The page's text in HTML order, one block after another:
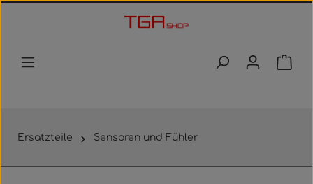
Zum Hauptinhalt springen
Ersatzteile Sensoren und Fühler